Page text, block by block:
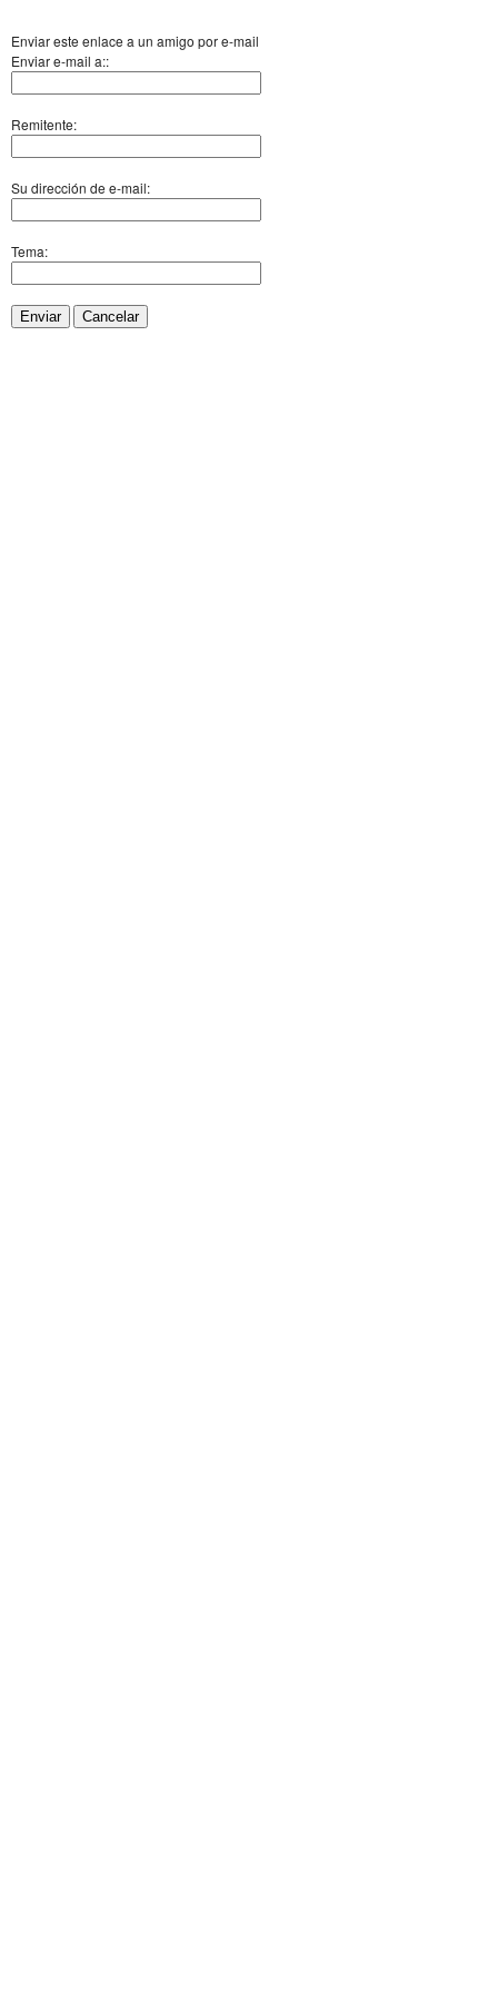
Enviar este enlace a un amigo por e-mail
Enviar e-mail a::
Remitente:
Su dirección de e-mail:
Tema:
Enviar Cancelar